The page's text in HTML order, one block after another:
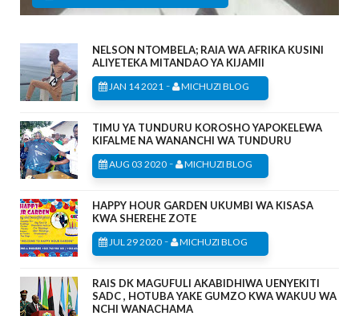
NELSON NTOMBELA; RAIA WA AFRIKA KUSINI
ALIYETEKA MITANDAO YA KIJAMII
JAN 14 2021 - MICHUZI BLOG
TIMU YA TUNDURU KOROSHO YAPOKELEWA
KIFALME NA WANANCHI WA TUNDURU
AUG 03 2020 - MICHUZI BLOG
HAPPY HOUR GARDEN UKUMBI WA KISASA
KWA SHEREHE ZOTE
JUL 29 2020 - MICHUZI BLOG
RAIS DK MAGUFULI AKABIDHIWA UENYEKITI
SADC , HOTUBA YAKE GUMZO KWA WAKUU WA
NCHI WANACHAMA